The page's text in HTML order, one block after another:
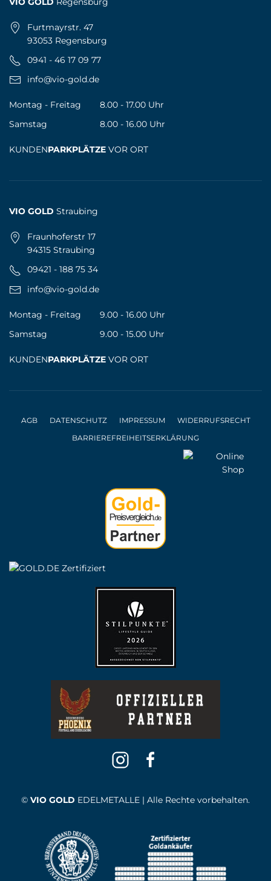
Furtmayrstr. 47
93053 Regensburg
0941 - 46 17 09 77
info@vio-gold.de
Montag - Freitag
8.00 - 17.00 Uhr
Samstag
8.00 - 16.00 Uhr
KUNDENPARKPLÄTZE VOR ORT
VIO GOLD Straubing
Fraunhoferstr 17
94315 Straubing
09421 - 188 75 34
info@vio-gold.de
Montag - Freitag
9.00 - 16.00 Uhr
Samstag
9.00 - 15.00 Uhr
KUNDENPARKPLÄTZE VOR ORT
AGB DATENSCHUTZ IMPRESSUM
WIDERRUFSRECHT
BARRIEREFREIHEITSERKLÄRUNG
© VIO GOLD EDELMETALLE | Alle Rechte vorbehalten.